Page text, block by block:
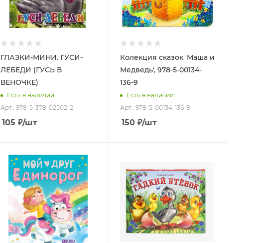
ГЛАЗКИ-МИНИ. ГУСИ-
ЛЕБЕДИ (ГУСЬ В
ВЕНОЧКЕ)
Есть в наличии
Арт.: 978-5-378-02502-2
105 ₽/шт
Колекция сказок 'Маша и
Медведь', 978-5-00134-
136-9
Есть в наличии
Арт.: 978-5-00134-136-9
150₽/шт